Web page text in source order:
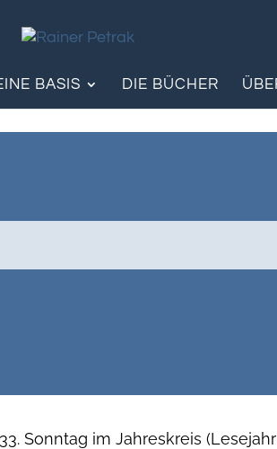
BASIS DIE BÜCHER
Sonntag im Jahreskreis (Lesejahr